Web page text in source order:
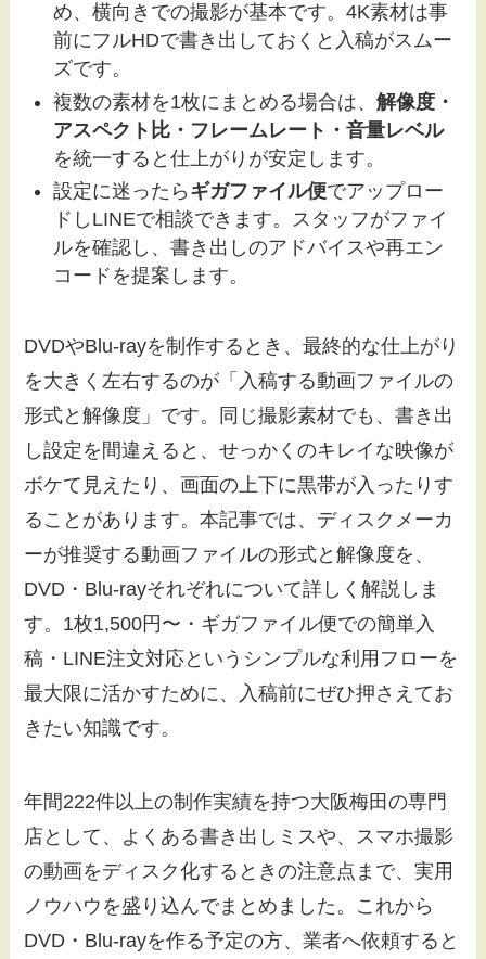
め、横向きでの撮影が基本です。4K素材は事
前にフルHDで書き出しておくと入稿がスムー
ズです。
複数の素材を1枚にまとめる場合は、解像度・
アスペクト比・フレームレート・音量レベル
を統一すると仕上がりが安定します。
設定に迷ったら ギガファイル便でアップロー
ドしLINEで相談できます。スタッフがファイ
ルを確認し、書き出しのアドバイスや再エン
コードを提案します。
DVDやBlu-rayを制作するとき、最終的な仕上がり
を大きく左右するのが「入稿する動画ファイルの
形式と解像度」です。同じ撮影素材でも、書き出
し設定を間違えると、せっかくのキレイな映像が
ボケて見えたり、画面の上下に黒帯が入ったりす
ることがあります。本記事では、ディスクメーカ
ーが推奨する動画ファイルの形式と解像度を、
DVD・Blu-rayそれぞれについて詳しく解説しま
す。1枚1,500円〜・ギガファイル便での簡単入
稿・LINE注文対応というシンプルな利用フローを
最大限に活かすために、入稿前にぜひ押さえてお
きたい知識です。
年間222件以上の制作実績を持つ大阪梅田の専門
店として、よくある書き出しミスや、スマホ撮影
の動画をディスク化するときの注意点まで、実用
ノウハウを盛り込んでまとめました。これから
DVD・Blu-rayを作る予定の方、業者へ依頼すると